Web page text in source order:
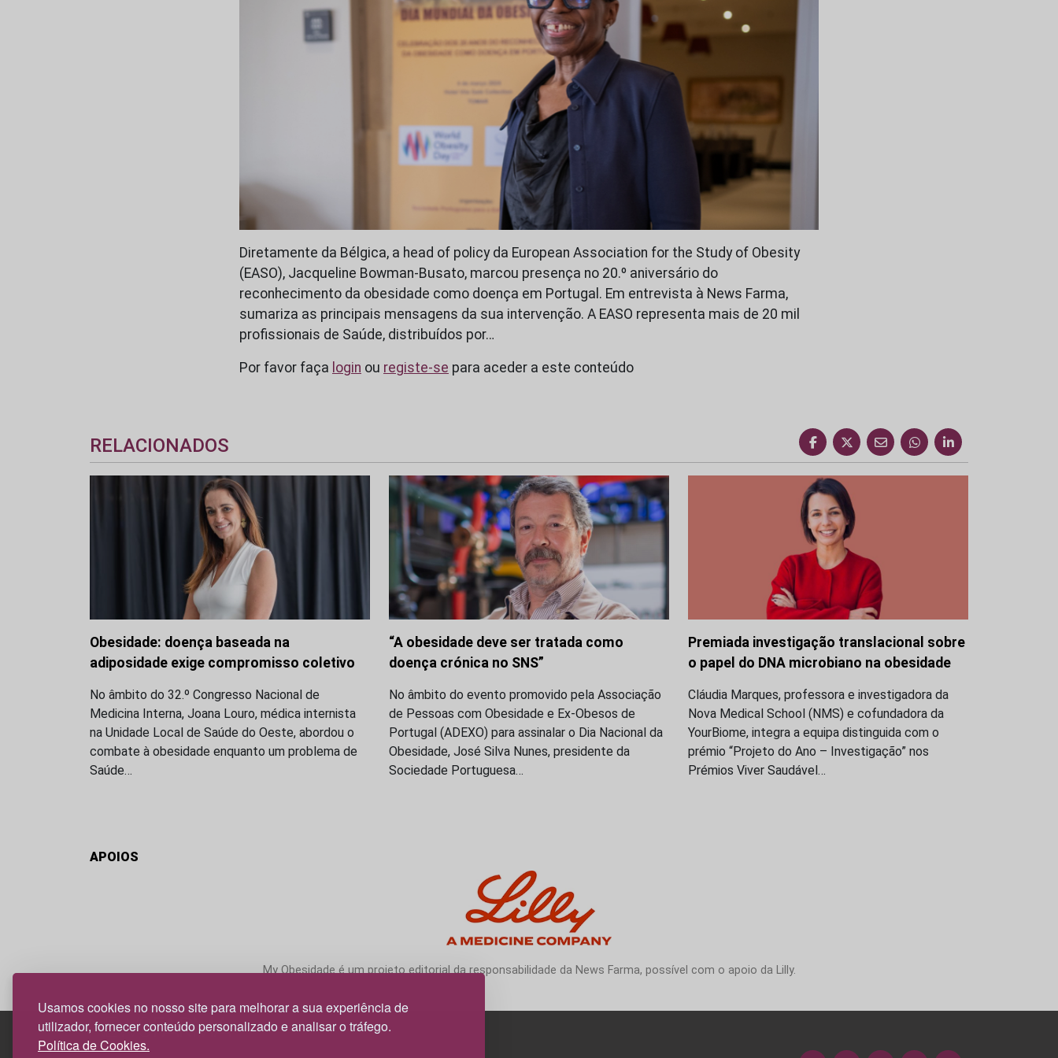
Usamos cookies no nosso site para melhorar a sua experiência de
utilizador, fornecer conteúdo personalizado e analisar o tráfego.
Política de Cookies.
Diretamente da Bélgica, a head of policy da European Association for the Study of Obesity
(EASO), Jacqueline Bowman-Busato, marcou presença no 20.º aniversário do
reconhecimento da obesidade como doença em Portugal. Em entrevista à News Farma,
sumariza as principais mensagens da sua intervenção. A EASO representa mais de 20 mil
profissionais de Saúde, distribuídos por…
Por favor faça login ou registe-se para aceder a este conteúdo
RELACIONADOS
Obesidade: doença baseada na
adiposidade exige compromisso coletivo
No âmbito do 32.º Congresso Nacional de
Medicina Interna, Joana Louro, médica internista
na Unidade Local de Saúde do Oeste, abordou o
combate à obesidade enquanto um problema de
Saúde…
“A obesidade deve ser tratada como
doença crónica no SNS”
No âmbito do evento promovido pela Associação
de Pessoas com Obesidade e Ex-Obesos de
Portugal (ADEXO) para assinalar o Dia Nacional da
Obesidade, José Silva Nunes, presidente da
Sociedade Portuguesa…
Premiada investigação translacional sobre
o papel do DNA microbiano na obesidade
Cláudia Marques, professora e investigadora da
Nova Medical School (NMS) e cofundadora da
YourBiome, integra a equipa distinguida com o
prémio “Projeto do Ano – Investigação” nos
Prémios Viver Saudável…
APOIOS
My Obesidade é um projeto editorial da responsabilidade da News Farma, possível com o apoio da Lilly.